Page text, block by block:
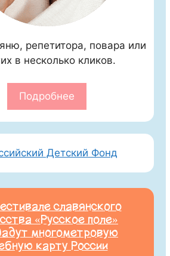
репетитора, повара или
в несколько кликов.
Подробнее
славянского
«Русское поле»
многометровую
карту России